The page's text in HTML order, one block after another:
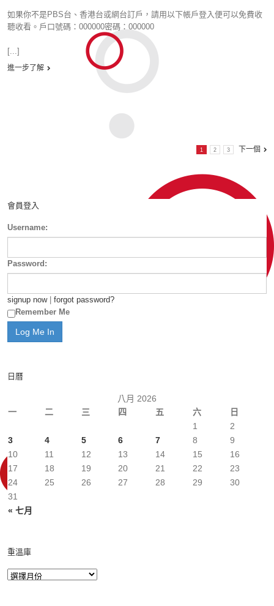
如果你不是PBS台、香港台或網台訂戶，請用以下帳戶登入便可以免費收
聽收看。戶口號碼：000000密碼：000000
[...]
進一步了解
1 2 3 下一個
會員登入
Username:
Password:
signup now| forgot password?
Remember Me
日曆
八月 2026
一
二 三 四 五 六 日
« 七月
1
2
3
4 5 6 7 8
9
10
11 12 13 14 15
16
17
18 19 20 21 22
23
24
25 26 27 28 29
30
31
重溫庫